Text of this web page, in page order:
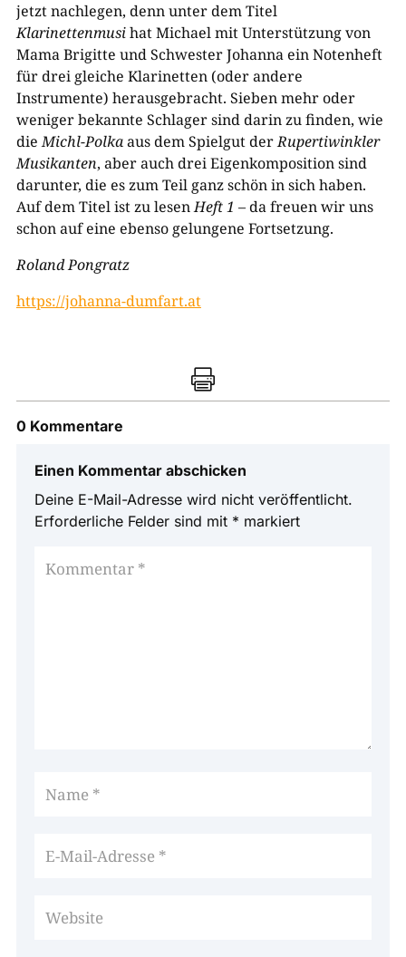
jetzt nachlegen, denn unter dem Titel
Klarinettenmusihat Michael mit Unterstützung von
Mama Brigitte und Schwester Johanna ein Notenheft
für drei gleiche Klarinetten (oder andere
Instrumente) herausgebracht. Sieben mehr oder
weniger bekannte Schlager sind darin zu finden, wie
dieMichl-Polkaaus dem Spielgut derRupertiwinkler
Musikanten, aber auch drei Eigenkomposition sind
darunter, die es zum Teil ganz schön in sich haben.
Auf dem Titel ist zu lesenHeft 1 – da freuen wir uns
schon auf eine ebenso gelungene Fortsetzung.
Roland Pongratz
https://johanna-dumfart.at

0 Kommentare
Einen Kommentar abschicken
Deine E-Mail-Adresse wird nicht veröffentlicht.
Erforderliche Felder sind mit * markiert